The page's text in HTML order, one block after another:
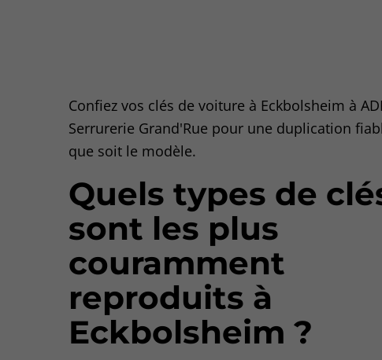
Confiez vos clés de voiture à Eckbolsheim à
Serrurerie Grand'Rue pour une duplication
que soit le modèle.
Quels types de
sont les plus
couramment
reproduits à
Eckbolsheim ?